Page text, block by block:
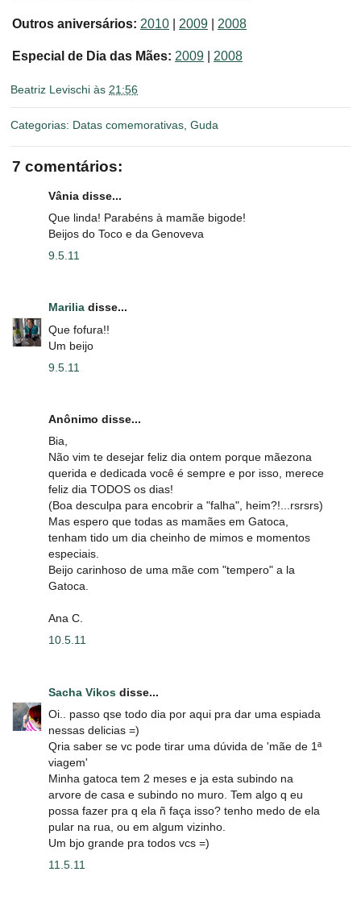
Outros aniversários: 2010 2009 2008
Especial de Dia das Mães: 2009 2008
Beatriz Levischi às 21:56
Categorias: Datas comemorativas, Guda
7 comentários:
Vânia disse...
Que linda! Parabéns à mamãe bigode!
Beijos do Toco e da Genoveva
9.5.11
Marilia disse...
Que fofura!!
Um beijo
9.5.11
Anônimo disse...
Bia,
Não vim te desejar feliz dia ontem porque mãezona
querida e dedicada você é sempre e por isso, merece
feliz dia TODOS os dias!
(Boa desculpa para encobrir a "falha", heim?!...rsrsrs)
Mas espero que todas as mamães em Gatoca,
tenham tido um dia cheinho de mimos e momentos
especiais.
Beijo carinhoso de uma mãe com "tempero" a la
Gatoca.
Ana C.
10.5.11
Sacha Vikos disse...
Oi.. passo qse todo dia por aqui pra dar uma espiada
nessas delicias =)
Qria saber se vc pode tirar uma dúvida de 'mãe de 1ª
viagem'
Minha gatoca tem 2 meses e ja esta subindo na
arvore de casa e subindo no muro. Tem algo q eu
possa fazer pra q ela ñ faça isso? tenho medo de ela
pular na rua, ou em algum vizinho.
Um bjo grande pra todos vcs =)
11.5.11